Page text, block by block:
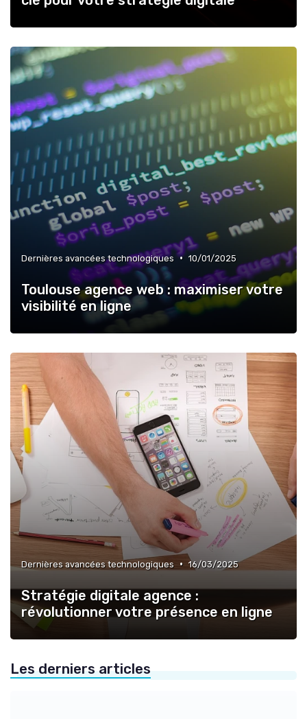
Dernières avancées technologiques • 10/01/2025
Toulouse agence web : maximiser votre
visibilité en ligne
Dernières avancées technologiques • 16/03/2025
Stratégie digitale agence :
révolutionner votre présence en ligne
Les derniers articles